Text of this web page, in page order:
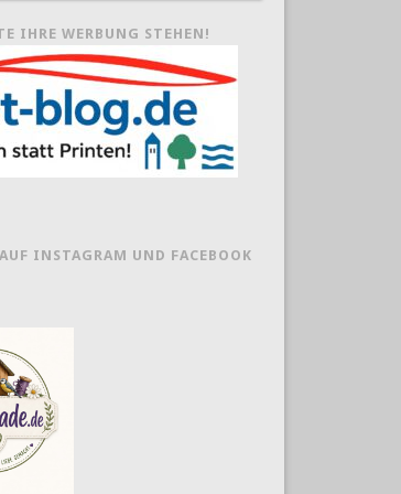
IHRE WERBUNG STEHEN!
INSTAGRAM UND FACEBOOK